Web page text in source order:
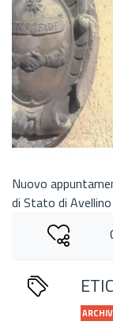
Nuovo
di Stato di Avellino